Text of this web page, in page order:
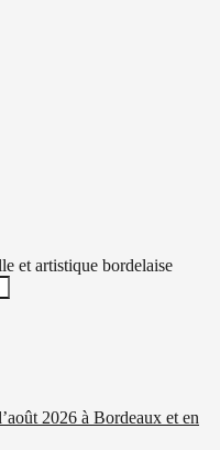
et artistique bordelaise
2026 à Bordeaux et en